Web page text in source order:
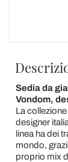
Sedia da
Vondom,
La
designer
linea ha dei
mondo,
proprio mix